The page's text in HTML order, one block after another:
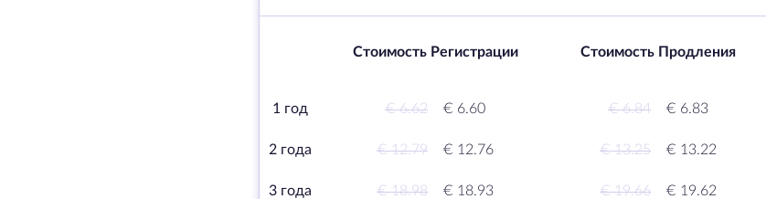
Стоимость Регистрации Стоимость Продления
1 год € 6.62 € 6.60 € 6.84 € 6.83
2 года € 12.79 € 12.76 € 13.25 € 13.22
3 года € 18.98 € 18.93 € 19.66 € 19.62